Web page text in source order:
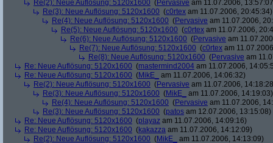
Re(2): Neue Auflösung: 5120x1600 (Pervasive am 11.07.2006,
Re(3): Neue Auflösung: 5120x1600 (c0rtex am 11.07.2006, 20:45:34)
Re(4): Neue Auflösung: 5120x1600 (Pervasive am 11.07.2006,
Re(5): Neue Auflösung: 5120x1600 (c0rtex am 11.07.2006,
Re(6): Neue Auflösung: 5120x1600 (Pervasive am
Re(7): Neue Auflösung: 5120x1600 (c0rtex am
Re(8): Neue Auflösung: 5120x1600 (Pervasive am
Re: Neue Auflösung: 5120x1600 (mastermind2004 am 11.07.2006,
Re: Neue Auflösung: 5120x1600 (MikE_
am 11.07.2006, 14:06:32)
Re(2): Neue Auflösung: 5120x1600 (Pervasive am 11.07.2006,
Re(3): Neue Auflösung: 5120x1600 (MikE_
am 11.07.2006, 14:19:03)
Re(4): Neue Auflösung: 5120x1600 (Pervasive am 11.07.2006,
Re(3): Neue Auflösung: 5120x1600 (patos am 12.07.2006, 13:15:08)
Re: Neue Auflösung: 5120x1600 (playaz am 11.07.2006, 14:09:16)
Re: Neue Auflösung: 5120x1600 (kakazza am 11.07.2006, 14:12:09)
Re(2): Neue Auflösung: 5120x1600 (MikE_ am 11.07.2006, 14:13:09)